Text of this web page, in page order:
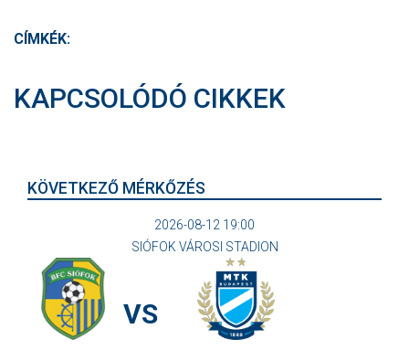
CÍMKÉK:
KAPCSOLÓDÓ CIKKEK
KÖVETKEZŐ MÉRKŐZÉS
2026-08-12 19:00
SIÓFOK VÁROSI STADION
VS